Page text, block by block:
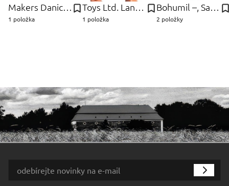
Makers Danich Control, Dánsko Furniture
1 položka
Toys Ltd. Lanard
1 položka
Bohumil –, Sandrik, fa Južnič
2 položky